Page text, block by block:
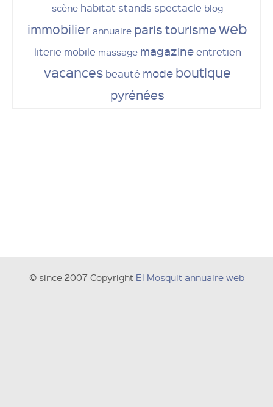
scène habitat stands spectacle blog
immobilier annuaire paristourismeweb
literie mobile massage magazine entretien
vacances beauté mode boutique
pyrénées
© since 2007 Copyright El Mosquit annuaire web